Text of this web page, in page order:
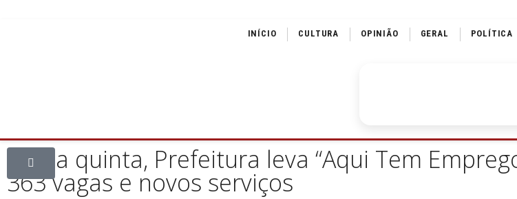
INÍCIO CULTURA OPINIÃO GERAL POLÍTICA
Nesta quinta, Prefeitura leva “Aqui Tem
363 vagas e novos serviços